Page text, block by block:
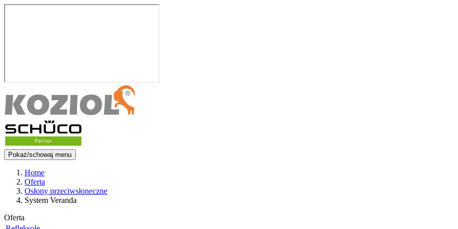
Pokaż/schowaj menu
Home
Oferta
Osłony przeciwsłoneczne
System Veranda
Oferta